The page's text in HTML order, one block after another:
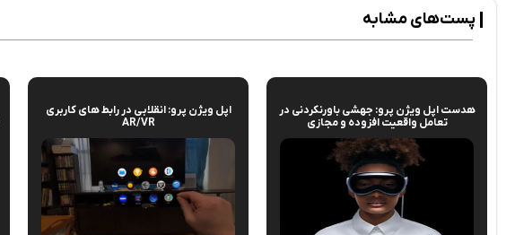
پست‌های مشابه
هدست اپل ویژن پرو: جهشی باورنکردنی در
تعامل واقعیت افزوده و مجازی
اپل ویژن پرو: انقلابی در رابط های کاربری
AR/VR